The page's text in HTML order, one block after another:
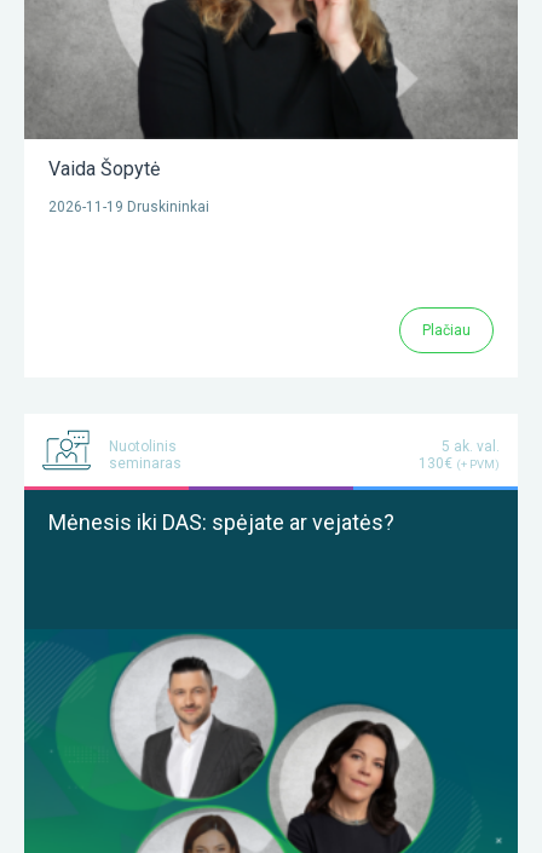
Vaida Šopytė
2026-11-19 Druskininkai
Plačiau
Nuotolinis
seminaras
5 ak. val.
130€ (+ PVM)
Mėnesis iki DAS: spėjate ar vejatės?